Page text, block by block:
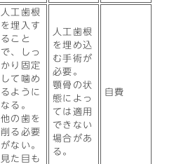
人工歯根
を埋入す
ること
で、しっ
かり固定
して噛め
るように
なる。
他の歯を
削る必要
がない。
見た目も
人工歯根
を埋め込
む手術が
必要。
顎骨の状
態によっ
ては適用
できない
場合があ
る。
自費